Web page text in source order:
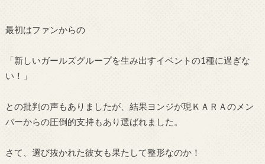
最初はファンからの
「新しいガールズグループを生み出すイベントの1種に過ぎな
い！」
との批判の声もありましたが、結果ヨンジが現ＫＡＲＡのメン
バーからの圧倒的支持もあり選ばれました。
さて、選び抜かれた彼女も果たして整形なのか！